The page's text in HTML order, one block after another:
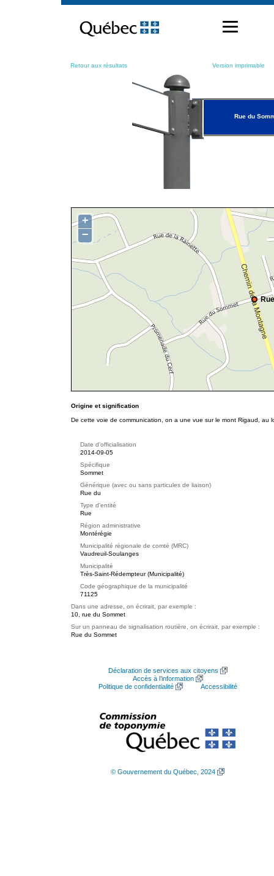
contenu
Retour aux résultats Version imprimable
Rue du
+
−
Origine et signification
De cette voie de communication, on a une vue sur le mont Rigaud, au
Date d'officialisation
2014-09-05
Spécifique
Sommet
Générique (avec ou sans particules de liaison)
Rue du
Type d'entité
Rue
Région administrative
Montérégie
Municipalité régionale de comté (MRC)
Vaudreuil-Soulanges
Municipalité
Très-Saint-Rédempteur (Municipalité)
Code géographique de la municipalité
71125
Dans une adresse, on écrirait, par exemple :
10, rue du Sommet
Sur un panneau de signalisation routière, on écrirait, par exemple :
Rue du Sommet
Déclaration de services aux citoyens
Accès à l’information
Politique de confidentialité
Accessibilité
© Gouvernement du Québec, 2024